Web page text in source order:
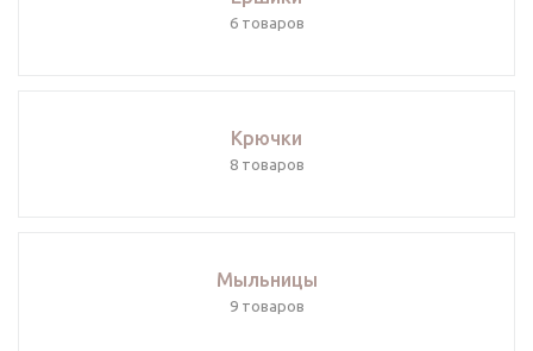
Крючки
Мыльницы